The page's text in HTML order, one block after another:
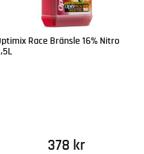
Race Bränsle 16% Nitro
378 kr